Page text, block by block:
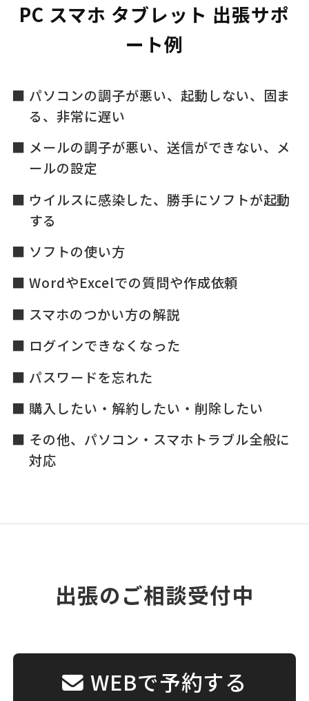
PC スマホ タブレット 出張サポ
ート例
パソコンの調子が悪い、起動しない、固ま
る、非常に遅い
メールの調子が悪い、送信ができない、メ
ールの設定
ウイルスに感染した、勝手にソフトが起動
する
ソフトの使い方
WordやExcelでの質問や作成依頼
スマホのつかい方の解説
ログインできなくなった
パスワードを忘れた
購入したい・解約したい・削除したい
その他、パソコン・スマホトラブル全般に
対応
出張のご相談受付中
WEBで予約する